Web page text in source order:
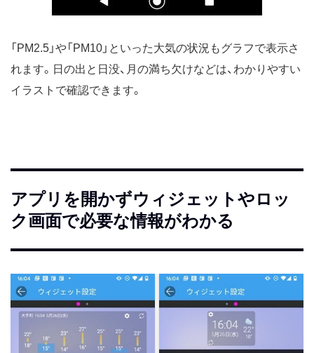
「PM2.5」や「PM10」といった大気の状況もグラフで表示さ
れます。日の出と日没、月の満ち欠けなどは、わかりやすい
イラストで確認できます。
アプリを開かずウィジェットやロッ
ク画面で必要な情報がわかる